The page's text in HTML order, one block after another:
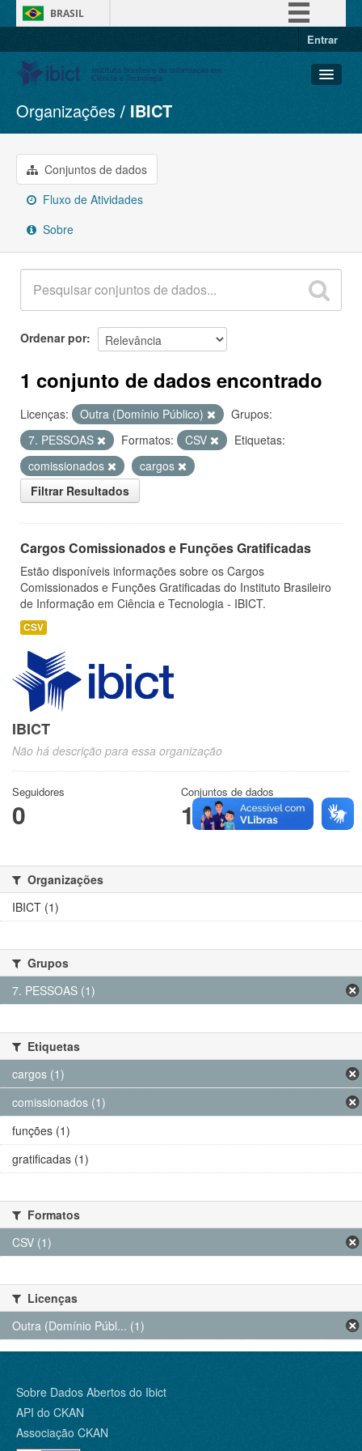
BRASIL
Entrar
Conjuntos de dados
Organizações
Grupos
Sobre
Organizações IBICT
Conjuntos de dados
Fluxo de Atividades
Sobre
Ordenar por
1 conjunto de dados encontrado
Licenças: Outra (Domínio Público)
Grupos:
7. PESSOAS
Formatos: CSV
Etiquetas:
comissionados
cargos
Filtrar Resultados
Cargos Comissionados e Funções Gratificadas
Estão disponíveis informações sobre os Cargos
Comissionados e Funções Gratificadas do Instituto Brasileiro
de Informação em Ciência e Tecnologia - IBICT.
CSV
IBICT
Não há descrição para essa organização
Seguidores
0
Conjuntos de dados
1
Organizações
IBICT (1)
Grupos
7. PESSOAS (1)
Etiquetas
cargos (1)
comissionados (1)
funções (1)
gratificadas (1)
Formatos
CSV (1)
Licenças
Outra (Domínio Públ... (1)
Sobre Dados Abertos do Ibict
API do CKAN
Associação CKAN